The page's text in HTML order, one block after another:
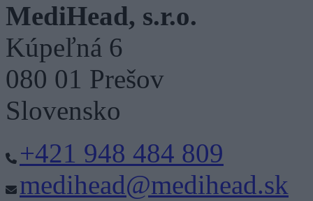
MediHead, s.r.o.
Kúpeľná 6
080 01 Prešov
Slovensko
+421 948 484 809
medihead@medihead.sk